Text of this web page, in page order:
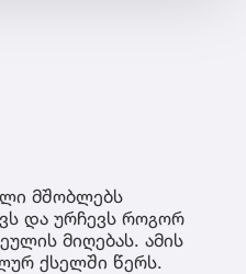
მშობლებს
და ურჩევს როგორ
მიღებას. ამის
ქსელში წერს.